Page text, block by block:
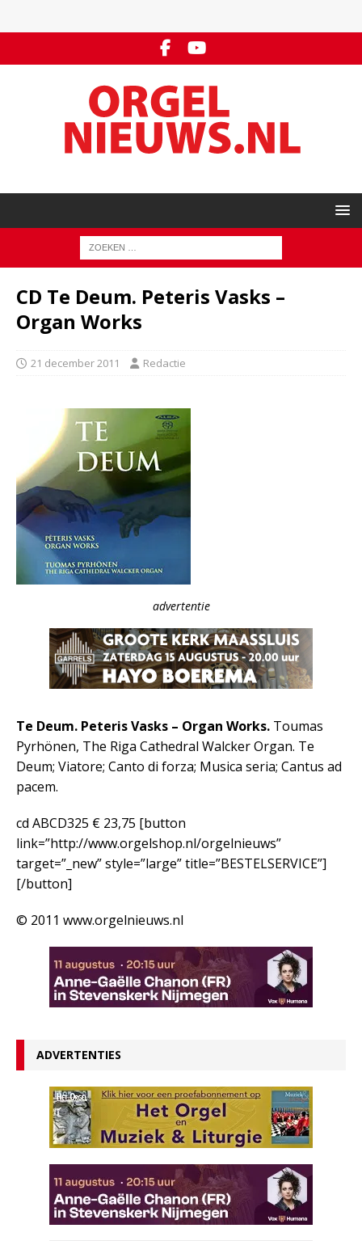
CD Te Deum. Peteris Vasks –
Organ Works
21 december 2011 Redactie
advertentie
Te Deum. Peteris Vasks – Organ Works. Toumas
Pyrhönen, The Riga Cathedral Walcker Organ. Te
Deum; Viatore; Canto di forza; Musica seria; Cantus ad
pacem.
cd ABCD325 € 23,75 [button
link=”http://www.orgelshop.nl/orgelnieuws”
target=”_new” style=”large” title=”BESTELSERVICE”]
[/button]
© 2011 www.orgelnieuws.nl
ADVERTENTIES